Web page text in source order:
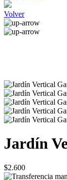
Volver
Jardín
$2.600